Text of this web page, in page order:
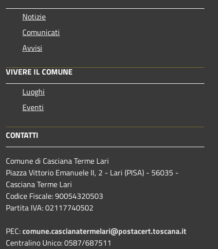
Notizie
Comunicati
Avvisi
VIVERE IL COMUNE
Luoghi
Eventi
CONTATTI
Comune di Casciana Terme Lari
Piazza Vittorio Emanuele II, 2 - Lari (PISA) - 56035 -
Casciana Terme Lari
Codice Fiscale: 90054320503
Partita IVA: 02117740502
PEC:comune.cascianatermelari@postacert.toscana.it
Centralino Unico: 0587/687511